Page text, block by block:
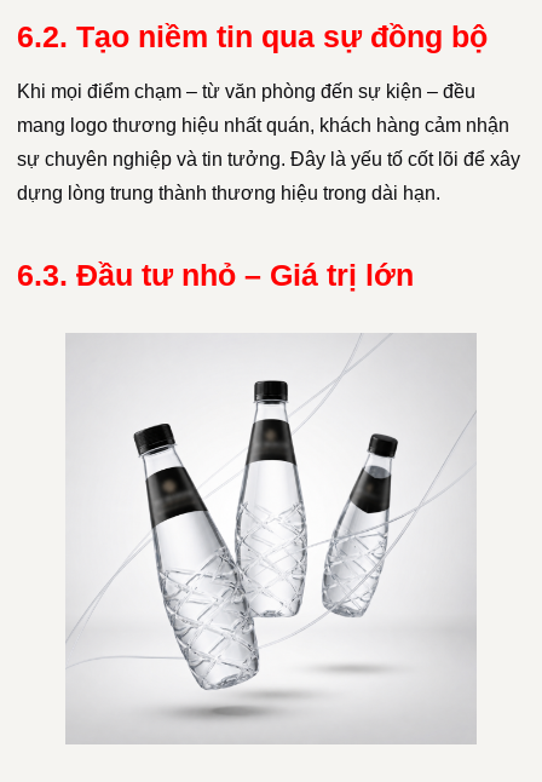
6.2. Tạo niềm tin qua sự đồng bộ
Khi mọi điểm chạm – từ văn phòng đến sự kiện – đều
mang logo thương hiệu nhất quán, khách hàng cảm nhận
sự chuyên nghiệp và tin tưởng. Đây là yếu tố cốt lõi để xây
dựng lòng trung thành thương hiệu trong dài hạn.
6.3. Đầu tư nhỏ – Giá trị lớn